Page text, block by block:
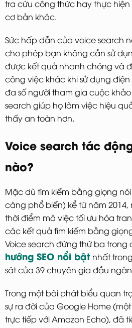
tra cứu công thức hay thực
cơ bản khác.
Sức hấp dẫn của voice search
cho phép bạn không cần sử
được kết quả nhanh chóng và
công việc khác khi sử dụng
đa số người tham gia cuộc
search giúp họ làm việc hiệu
thấy an toàn hơn.
Voice search tác
nào?
Mặc dù tìm kiếm bằng giọng
càng phổ biến) kể từ năm
thời điểm mà việc tối ưu hóa
các kết quả tìm kiếm bằng
Voice search đứng thứ ba
hướng SEO nổi bật nhất
sát của 39 chuyên gia đầu
Trong một bài phát biểu quan
sự ra đời của Google Home
trực tiếp với Amazon Echo), đã